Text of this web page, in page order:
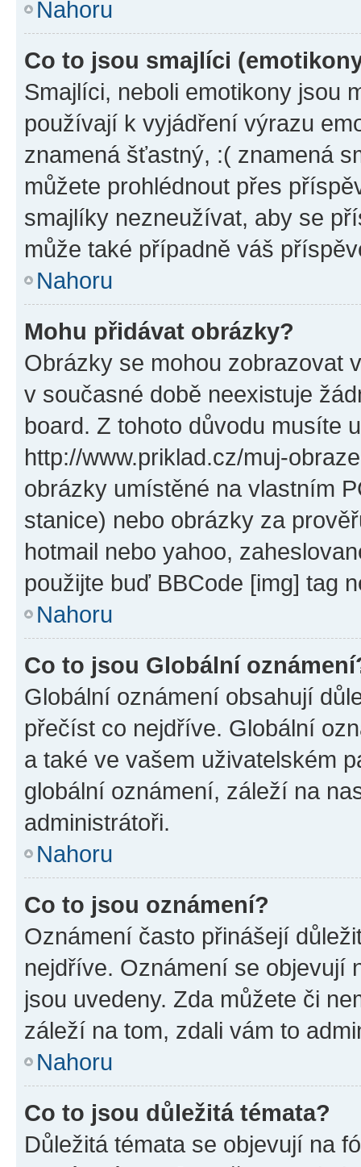
Nahoru
Co to jsou smajlíci
Smajlíci, neboli emotikony jsou
používají k vyjádření výrazu
znamená šťastný, :( znamená
můžete prohlédnout přes
smajlíky nezneužívat, aby se
může také případně váš
Nahoru
Mohu přidávat obrázky?
Obrázky se mohou zobrazovat
v současné době neexistuje
board. Z tohoto důvodu musíte
http://www.priklad.cz/muj-
obrázky umístěné na vlastním
stanice) nebo obrázky za
hotmail nebo yahoo,
použijte buď BBCode [img] tag
Nahoru
Co to jsou Globální
Globální oznámení obsahují
přečíst co nejdříve. Globální
a také ve vašem uživatelském
globální oznámení, záleží na
administrátoři.
Nahoru
Co to jsou oznámení?
Oznámení často přinášejí
nejdříve. Oznámení se objevují
jsou uvedeny. Zda můžete či
záleží na tom, zdali vám to
Nahoru
Co to jsou důležitá témata?
Důležitá témata se objevují na